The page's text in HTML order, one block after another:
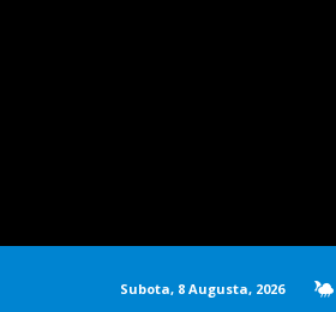
Subota, 8 Augusta, 2026